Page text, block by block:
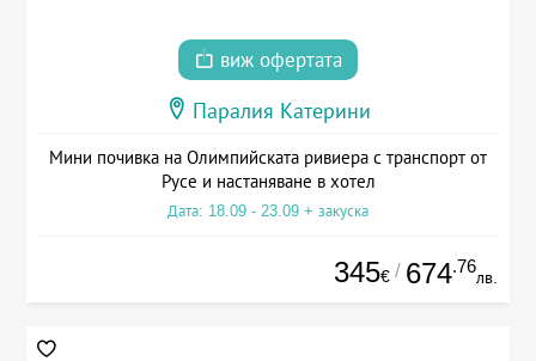
виж офертата
Паралия Катерини
Мини почивка на Олимпийската ривиера с транспорт от
Русе и настаняване в хотел
Дата: 18.09 - 23.09 + закуска
345€ / 674.76
лв.